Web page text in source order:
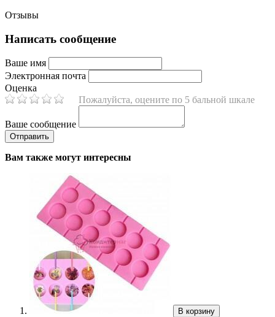
Отзывы
Написать сообщение
Ваше имя
Электронная почта
Оценка
Пожалуйста, оцените по 5 бальной шкале
Ваше сообщение
Вам также могут интересны
В корзину